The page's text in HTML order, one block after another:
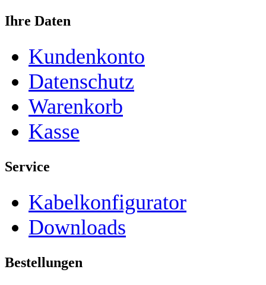
Ihre Daten
Kundenkonto
Datenschutz
Warenkorb
Kasse
Service
Kabelkonfigurator
Downloads
Bestellungen